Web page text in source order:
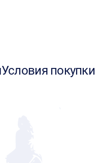
Условия покупки